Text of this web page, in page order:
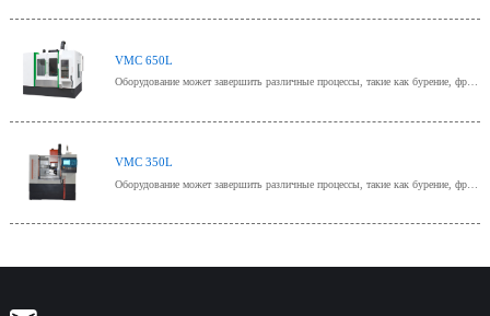
VMC 650L
Оборудование может завершить различные процессы, такие как бурение, фрезерование, скучное, расширяющее, развернутое,
VMC 350L
Оборудование может завершить различные процессы, такие как бурение, фрезерование, скучное, расширяющее, развернутое,